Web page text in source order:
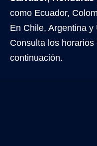
como Ecuador,
En Chile, Argentina
Consulta los
continuación.